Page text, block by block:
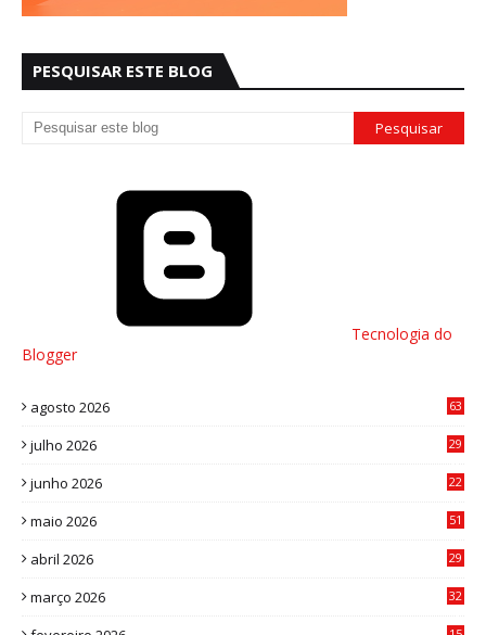
PESQUISAR ESTE BLOG
Tecnologia do
Blogger
agosto 2026 63
julho 2026
29
junho 2026
22
maio 2026
51
abril 2026
29
março 2026
32